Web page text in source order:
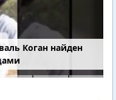
Коган найден